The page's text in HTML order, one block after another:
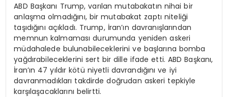
ABD Başkanı Trump, varılan mutabakatın nihai bir
anlaşma olmadığını, bir mutabakat zaptı niteliği
taşıdığını açıkladı. Trump, İran’ın davranışlarından
memnun kalmaması durumunda yeniden askeri
müdahalede bulunabileceklerini ve başlarına bomba
yağdırabileceklerini sert bir dille ifade etti. ABD Başkanı,
İran’ın 47 yıldır kötü niyetli davrandığını ve iyi
davranmadıkları takdirde doğrudan askeri tepkiyle
karşılaşacaklarını belirtti.